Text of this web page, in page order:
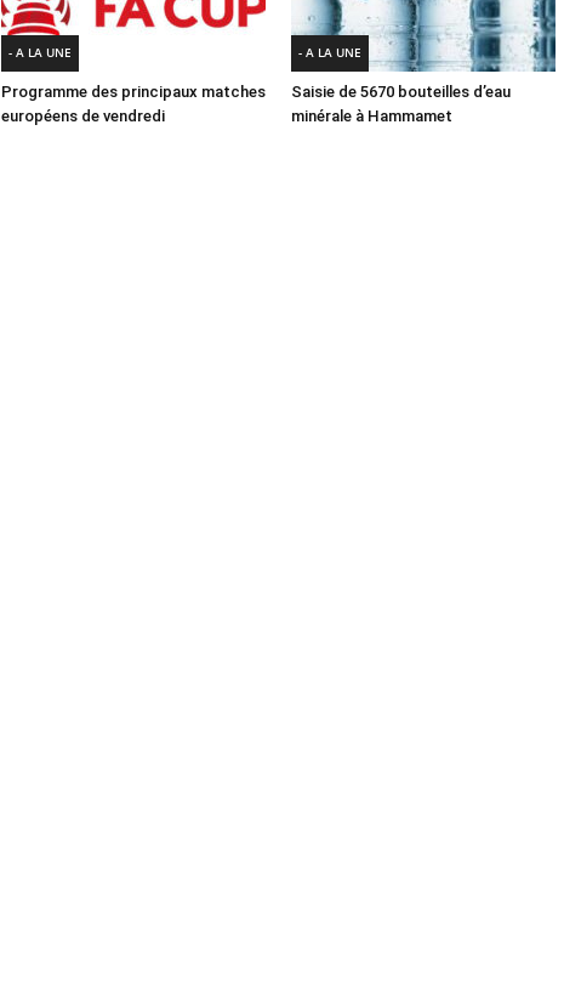
- A LA UNE
Programme des principaux matches
européens de vendredi
- A LA UNE
Saisie de 5670 bouteilles d’eau
minérale à Hammamet